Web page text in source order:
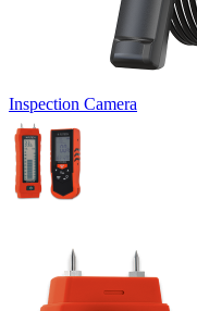
Inspection Camera